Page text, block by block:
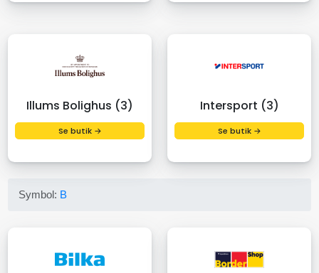
Illums Bolighus (3)
Se butik →
Intersport (3)
Se butik →
Symbol: B